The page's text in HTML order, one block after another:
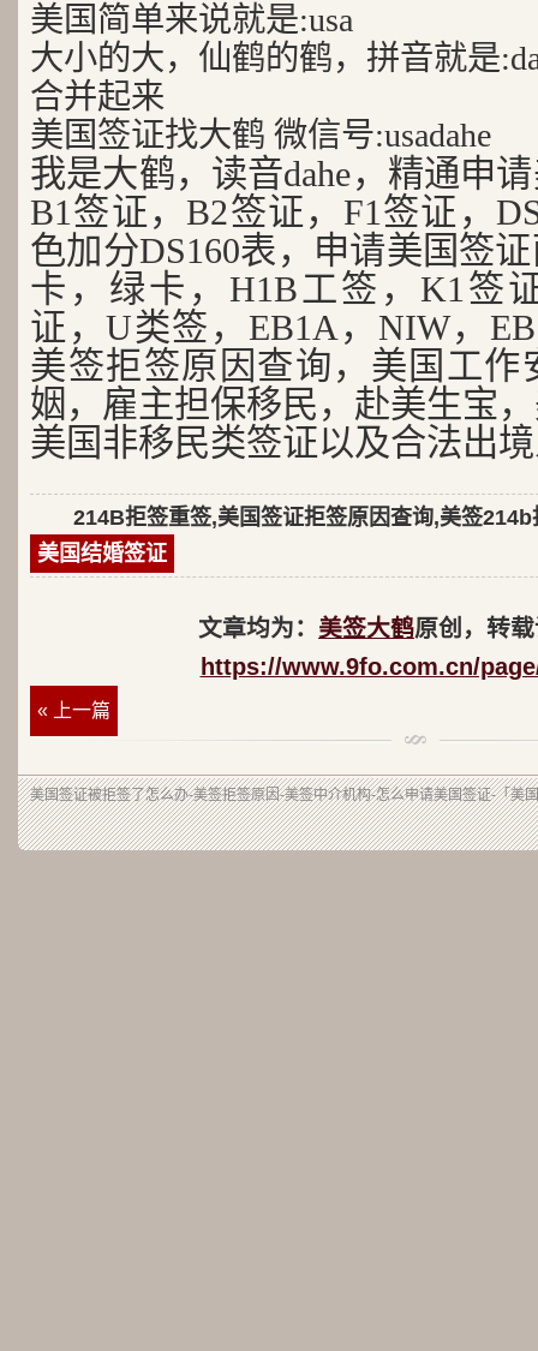
美国简单来说就是:usa
大小的大，仙鹤的鹤，拼音就是
合并起来
美国签证找大鹤 微信号:usadahe
我是大鹤，读音dahe，精通申
B1签证，B2签证，F1签证，
色加分DS160表，申请美国签
卡，绿卡，H1B工签，K1签
证，U类签，EB1A，NIW，
美签拒签原因查询，美国工作
姻，雇主担保移民，赴美生宝
美国非移民类签证以及合法出
214B拒签重签,美国签证拒签原因查询,美签214b
美国结婚签证
文章均为： 美签大鹤原创，转
https://www.9fo.com.cn/
« 上一篇
美国签证被拒签了怎么办-美签拒签原因-美签中介机构-怎么申请美国签证-「美